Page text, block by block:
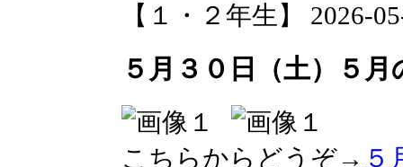
【１・２年生】 2026-
５月３０日（土）５
こちらからどうぞ→ ５